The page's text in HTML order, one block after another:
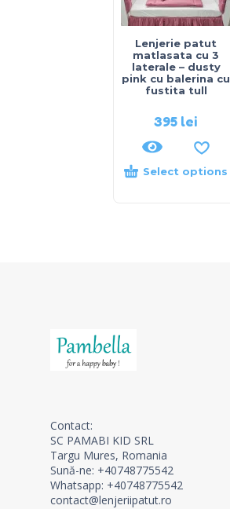
Lenjerie patut
matlasata cu 3
laterale – dusty
pink cu balerina cu
fustita tull
395 lei
Select options
Contact:
SC PAMABI KID SRL
Targu Mures, Romania
Sună-ne: +40748775542
Whatsapp: +40748775542
contact@lenjeriipatut.ro